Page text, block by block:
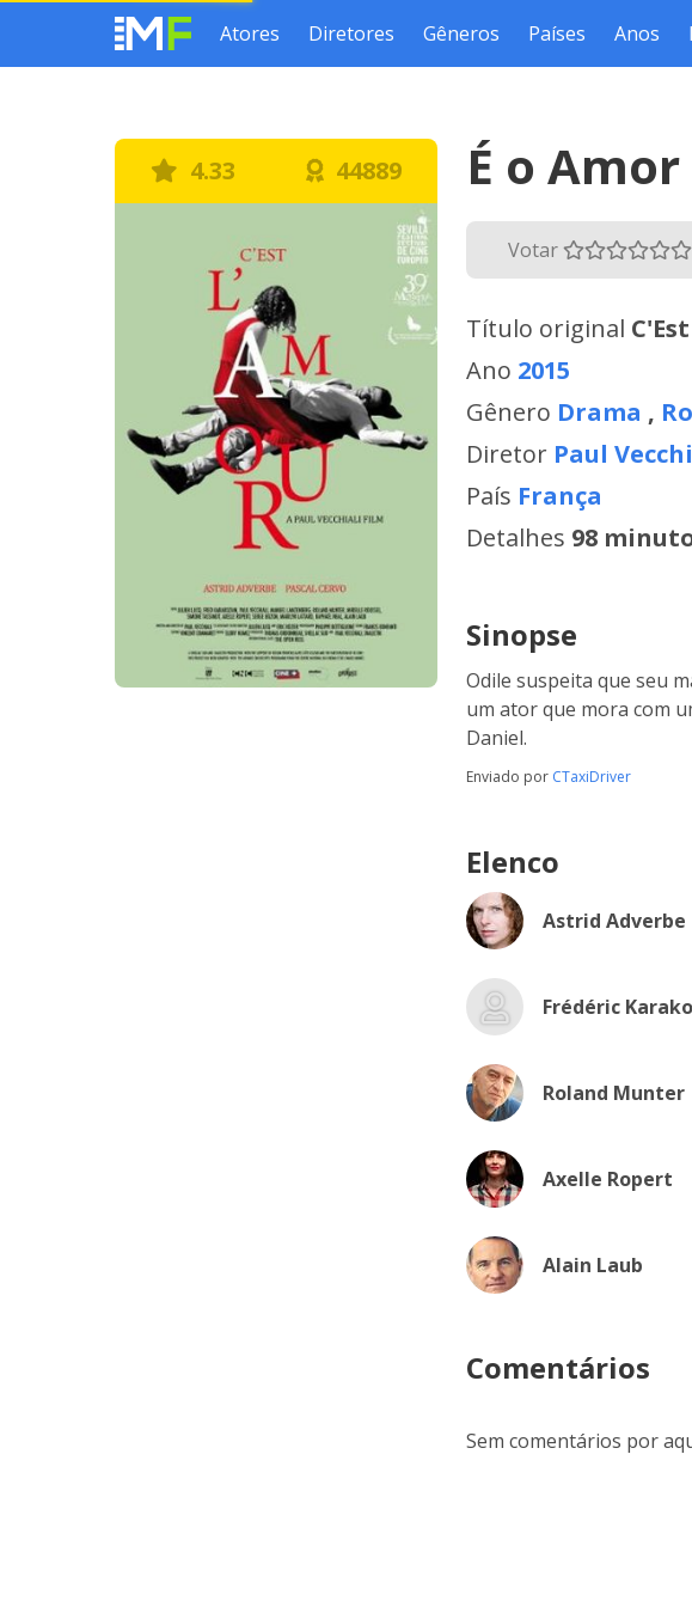
Atores Diretores Gêneros Países Anos
4.33 44889 É o Amor
Votar
Título original
Ano 2015
Gênero Drama ,
Diretor Paul
País França
Detalhes 98
Sinopse
Odile suspeita que seu
um ator que mora com
Daniel.
Enviado por CTaxiDriver
Elenco
Astrid Adverbe
Frédéric
Roland Munter
Axelle Ropert
Alain Laub
Comentários
Sem comentários por